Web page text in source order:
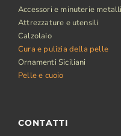
Accessori e minuterie
Attrezzature e utensili
Calzolaio
Cura e pulizia della pelle
Ornamenti Siciliani
Pelle e cuoio
CONTATTI